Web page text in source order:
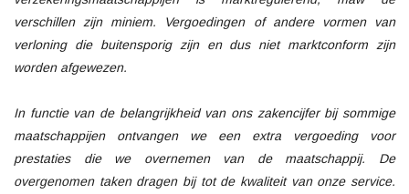
verschillen zijn miniem. Vergoedingen of andere vormen van
verloning die buitensporig zijn en dus niet marktconform zijn
worden afgewezen.
In functie van de belangrijkheid van ons zakencijfer bij sommige
maatschappijen ontvangen we een extra vergoeding voor
prestaties die we overnemen van de maatschappij. De
overgenomen taken dragen bij tot de kwaliteit van onze service.